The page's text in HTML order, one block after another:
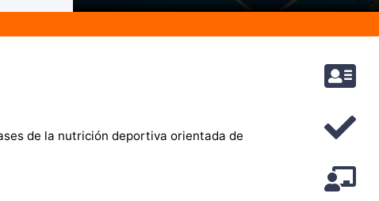
de la nutrición deportiva orientada de